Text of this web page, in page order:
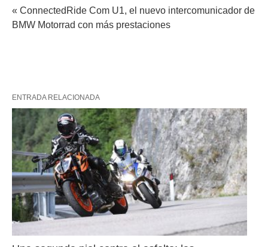
« ConnectedRide Com U1, el nuevo intercomunicador de
BMW Motorrad con más prestaciones
ENTRADA RELACIONADA